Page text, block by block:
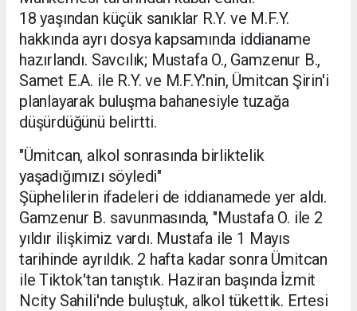
18 yaşından küçük sanıklar R.Y. ve M.F.Y.
hakkında ayrı dosya kapsamında iddianame
hazırlandı. Savcılık; Mustafa O., Gamzenur B.,
Samet E.A. ile R.Y. ve M.F.Y.'nin, Ümitcan Şirin'i
planlayarak buluşma bahanesiyle tuzağa
düşürdüğünü belirtti.
"Ümitcan, alkol sonrasında birliktelik
yaşadığımızı söyledi"
Şüphelilerin ifadeleri de iddianamede yer aldı.
Gamzenur B. savunmasında, "Mustafa O. ile 2
yıldır ilişkimiz vardı. Mustafa ile 1 Mayıs
tarihinde ayrıldık. 2 hafta kadar sonra Ümitcan
ile Tiktok'tan tanıştık. Haziran başında İzmit
Ncity Sahili'nde buluştuk, alkol tükettik. Ertesi